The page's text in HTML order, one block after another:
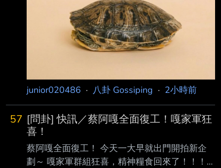
junior020486 · 八卦 Gossiping · 2小時前
57 [問卦] 快訊／蔡阿嘎全面復工！嘎家軍狂
喜！
蔡阿嘎全面復工！ 今天一大早就出門開拍新企
劃～ 嘎家軍群組狂喜，精神糧食回來了！！！